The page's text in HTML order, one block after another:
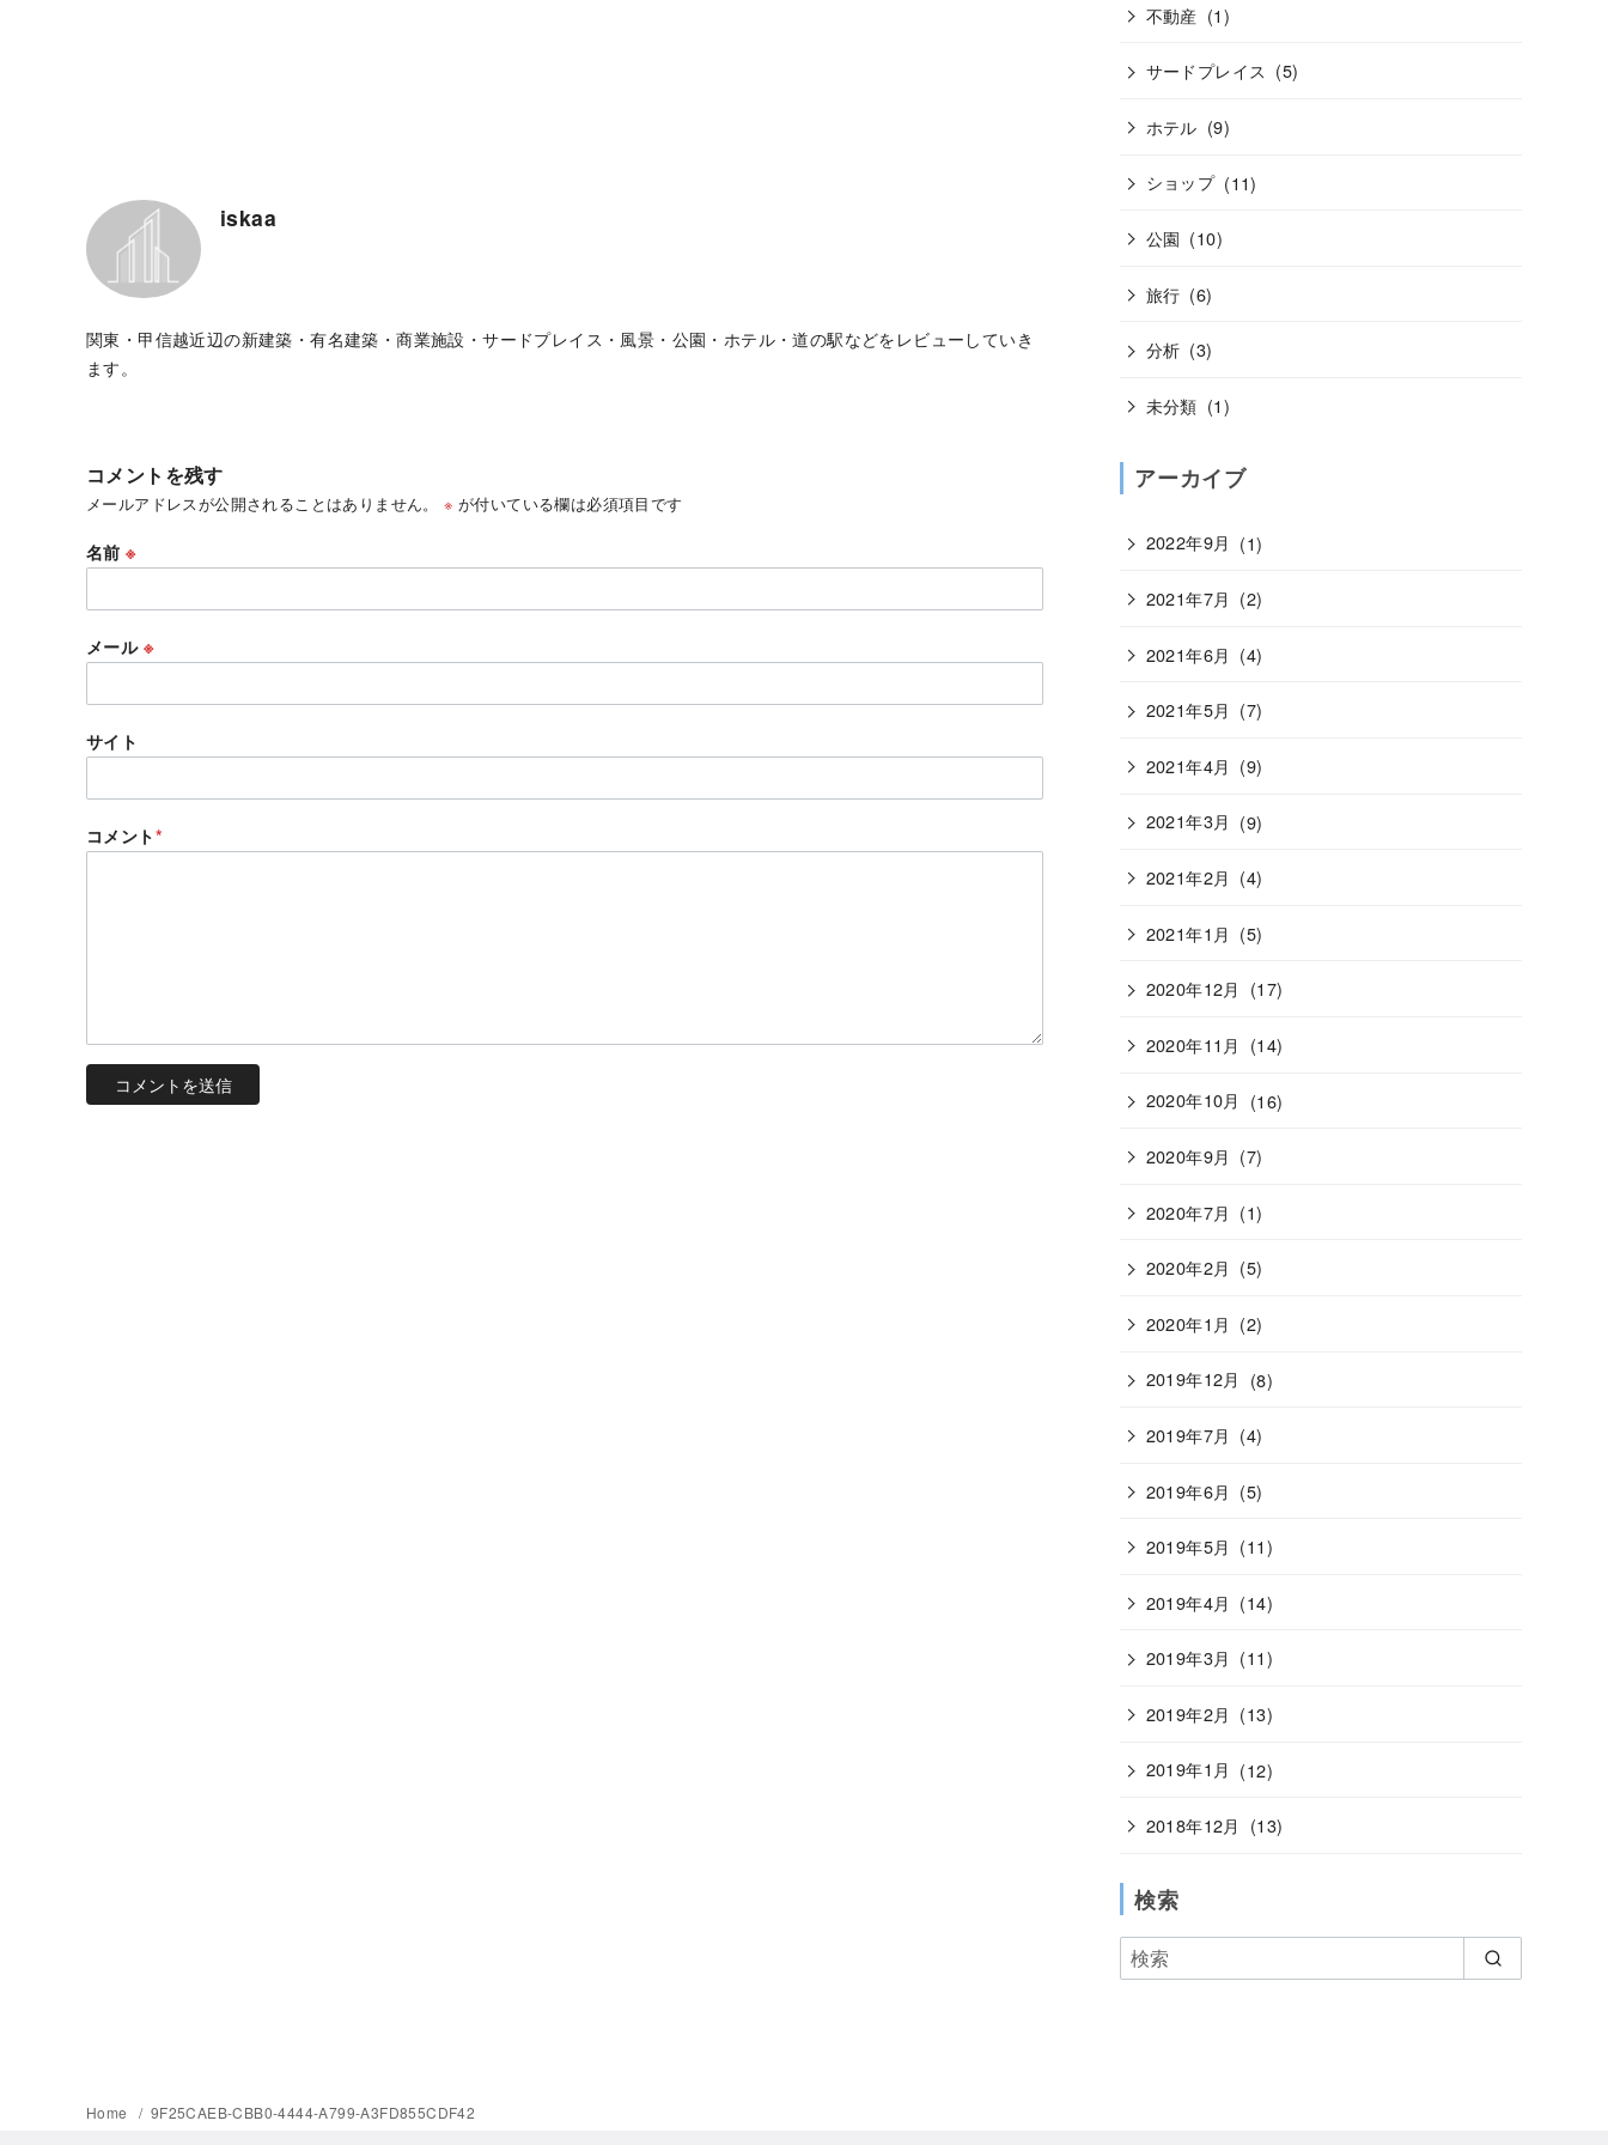
iskaa
関東・甲信越近辺の新建築・有名建築・商業施設・サードプレイス・風景・公園・ホテル・道の駅などをレビューしていき
ます。
コメントを残す
メールアドレスが公開されることはありません。 ※ が付いている欄は必須項目です
名前※
メール ※
サイト
コメント*
不動産 (1)
サードプレイス (5)
ホテル (9)
ショップ (11)
公園 (10)
旅行 (6)
分析 (3)
未分類 (1)
アーカイブ
2022年9月 (1)
2021年7月 (2)
2021年6月 (4)
2021年5月 (7)
2021年4月 (9)
2021年3月 (9)
2021年2月 (4)
2021年1月 (5)
2020年12月 (17)
2020年11月 (14)
2020年10月 (16)
2020年9月 (7)
2020年7月 (1)
2020年2月 (5)
2020年1月 (2)
2019年12月 (8)
2019年7月 (4)
2019年6月 (5)
2019年5月 (11)
2019年4月 (14)
2019年3月 (11)
2019年2月 (13)
2019年1月 (12)
2018年12月 (13)
検索
Home 9F25CAEB-CBB0-4444-A799-A3FD855CDF42